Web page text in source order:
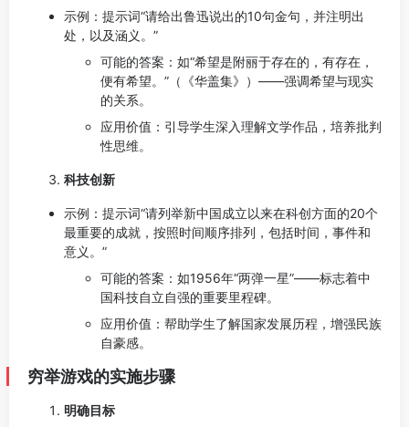
示例：提示词“请给出鲁迅说出的10句金句，并注明出
处，以及涵义。”
可能的答案：如“希望是附丽于存在的，有存在，
便有希望。”（《华盖集》）——强调希望与现实
的关系。
应用价值：引导学生深入理解文学作品，培养批判
性思维。
科技创新
示例：提示词“请列举新中国成立以来在科创方面的20个
最重要的成就，按照时间顺序排列，包括时间，事件和
意义。”
可能的答案：如1956年“两弹一星”——标志着中
国科技自立自强的重要里程碑。
应用价值：帮助学生了解国家发展历程，增强民族
自豪感。
穷举游戏的实施步骤
明确目标